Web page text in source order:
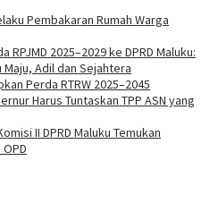
Pembakaran Rumah Warga
2025–2029 ke DPRD Maluku:
Adil dan Sejahtera
Perda RTRW 2025–2045
Harus Tuntaskan TPP ASN yang
II DPRD Maluku Temukan